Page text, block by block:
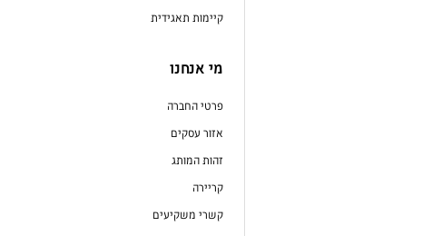
קיימות תאגידית
מי אנחנו
פרטי החברה
אזור עסקים
זהות המותג
קריירה
קשרי משקיעים